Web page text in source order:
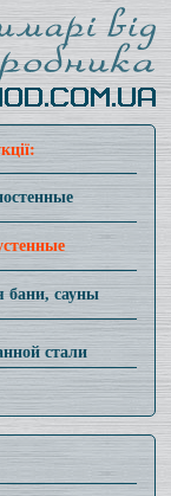
сауны
стали